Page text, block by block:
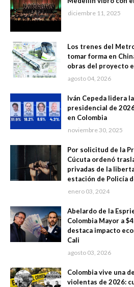
diciembre 11, 2025
Los trenes del
tomar forma en
obras del proyecto
agosto 04, 2026
Iván Cepeda lidera
presidencial de
en Colombia
noviembre 30, 2025
Por solicitud de la
Cúcuta ordenó
privadas de la
estación de Policía
enero 03, 2024
Abelardo de la
Colombia Mayor a
destaca impacto
Cali
agosto 03, 2026
Colombia vive una
violentas de 2026: